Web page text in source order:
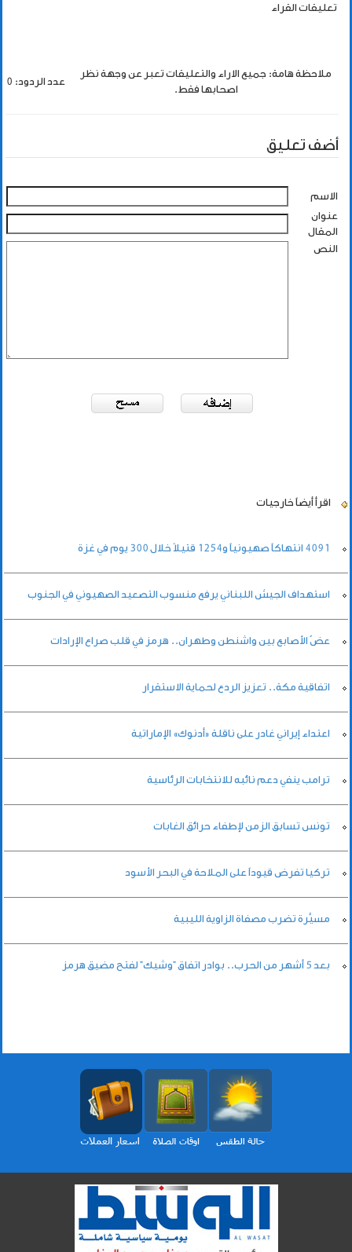
تعليقات القراء
ملاحظة هامة: جميع الاراء والتعليقات تعبر عن وجهة نظر
اصحابها فقط.
عدد الردود: 0
أضف تعليق
الاسم
عنوان
المقال
النص
اقرأ أيضاً خارجيات
4091 انتهاكاً صهيونياً و1254 قتيلاً خلال 300 يوم في غزة
استهداف الجيش اللبناني يرفع منسوب التصعيد الصهيوني في الجنوب
عضّ الأصابع بين واشنطن وطهران.. هرمز في قلب صراع الإرادات
اتفاقية مكة.. تعزيز الردع لحماية الاستقرار
اعتداء إيراني غادر على ناقلة «أدنوك» الإماراتية
ترامب ينفي دعم نائبه للانتخابات الرئاسية
تونس تسابق الزمن لإطفاء حرائق الغابات
تركيا تفرض قيوداً على الملاحة في البحر الأسود
مسيَّرة تضرب مصفاة الزاوية الليبية
بعد 5 أشهر من الحرب.. بوادر اتفاق "وشيك" لفتح مضيق هرمز